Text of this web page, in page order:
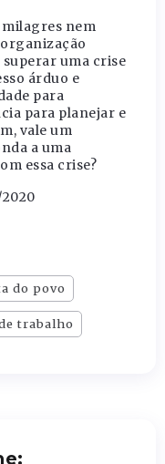
nem
superar uma crise
árduo e
para
para planejar e
vale um
a uma
essa crise?
do povo
trabalho